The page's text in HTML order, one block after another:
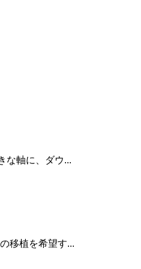
な軸に、ダウ...
移植を希望す...